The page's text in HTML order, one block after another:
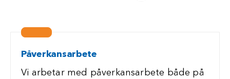
Påverkansarbete
Vi arbetar med påverkansarbete både på